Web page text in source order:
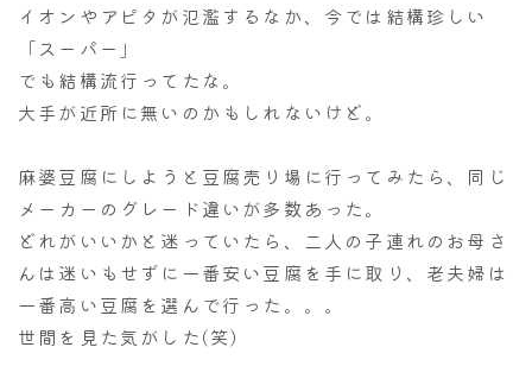
イオンやアピタが氾濫するなか、今では結構珍しい
「スーパー」
でも結構流行ってたな。
大手が近所に無いのかもしれないけど。
麻婆豆腐にしようと豆腐売り場に行ってみたら、同じ
メーカーのグレード違いが多数あった。
どれがいいかと迷っていたら、二人の子連れのお母さ
んは迷いもせずに一番安い豆腐を手に取り、老夫婦は
一番高い豆腐を選んで行った。。。
世間を見た気がした(笑)